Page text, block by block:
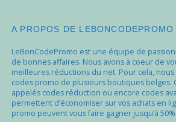
A PROPOS DE LEBONCODEPROMO
LeBonCodePromo est une équipe de
de bonnes affaires. Nous avons à coeur de
meilleures réductions du net. Pour cela,
codes promo de plusieurs boutiques belges.
appelés codes réduction ou encore codes
permettent d’économiser sur vos achats en
promo peuvent vous faire gagner jusqu’à